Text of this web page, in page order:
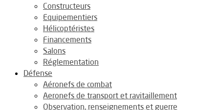
Constructeurs
Equipementiers
Hélicoptéristes
Financements
Salons
Réglementation
Défense
Aéronefs de combat
Aeronefs de transport et ravitaillement
Observation, renseignements et guerre